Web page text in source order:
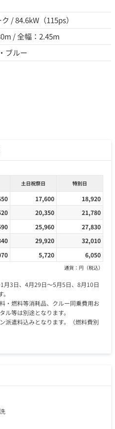
/ 84.6kW（115ps）
/ 全幅：2.45m
ブルー
土日祝祭日
特別日
17,600 18,920
20,350 21,780
25,960 27,830
29,920 32,010
5,720 6,050
通貨：円（税込）
月3日、4月29日～5月5日、8月10日
・燃料等消耗品、クルー同乗費用お
ル等は別途となります。
派遣料込みとなります。（燃料費別